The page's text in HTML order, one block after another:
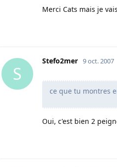
Merci Cats mais je
S
Stefo2mer 9 oct. 2007
ce que tu montres
Oui, c'est bien 2